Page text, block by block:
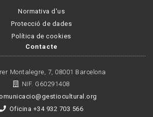
Normativa d'us
Protecció de dades
Política de cookies
Contacte
Montalegre, 7, 08001 Barcelona
NIF. G60291408
Oficina +34 932 703 566